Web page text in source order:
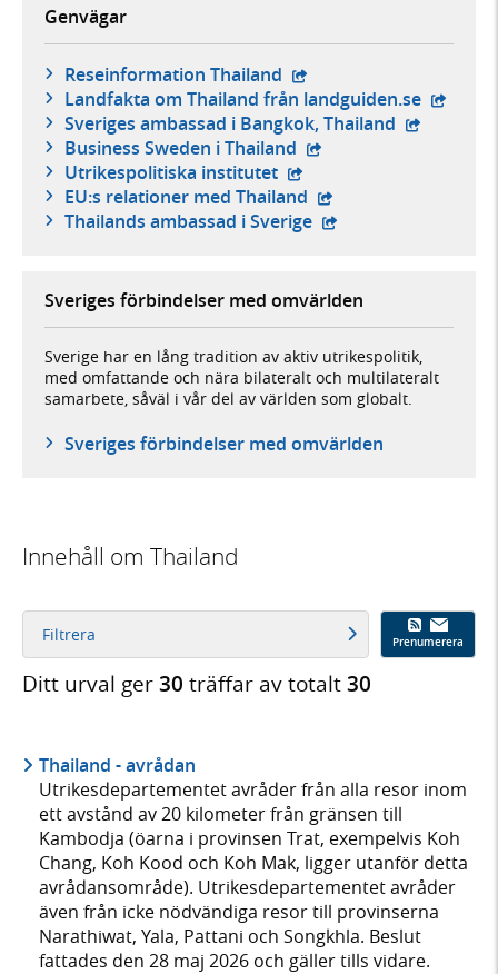
Genvägar
Reseinformation Thailand - extern webbplats,
Landfakta om Thailand från landguiden.se -
Sveriges ambassad i Bangkok, Thailand - extern
Business Sweden i Thailand - extern webbplats,
Utrikespolitiska institutet - extern webbplats,
EU:s relationer med Thailand - extern webbplats,
Thailands ambassad i Sverige - extern webbplats,
Sveriges förbindelser med omvärlden
Sverige har en lång tradition av aktiv utrikespolitik,
med omfattande och nära bilateralt och multilateralt
samarbete, såväl i vår del av världen som globalt.
Sveriges förbindelser med omvärlden
Innehåll om Thailand
Filtrera Prenumerera
Ditt urval ger30 träffar av totalt30
Thailand - avrådan
Utrikesdepartementet avråder från alla resor inom
ett avstånd av 20 kilometer från gränsen till
Kambodja (öarna i provinsen Trat, exempelvis Koh
Chang, Koh Kood och Koh Mak, ligger utanför detta
avrådansområde). Utrikesdepartementet avråder
även från icke nödvändiga resor till provinserna
Narathiwat, Yala, Pattani och Songkhla. Beslut
fattades den 28 maj 2026 och gäller tills vidare.